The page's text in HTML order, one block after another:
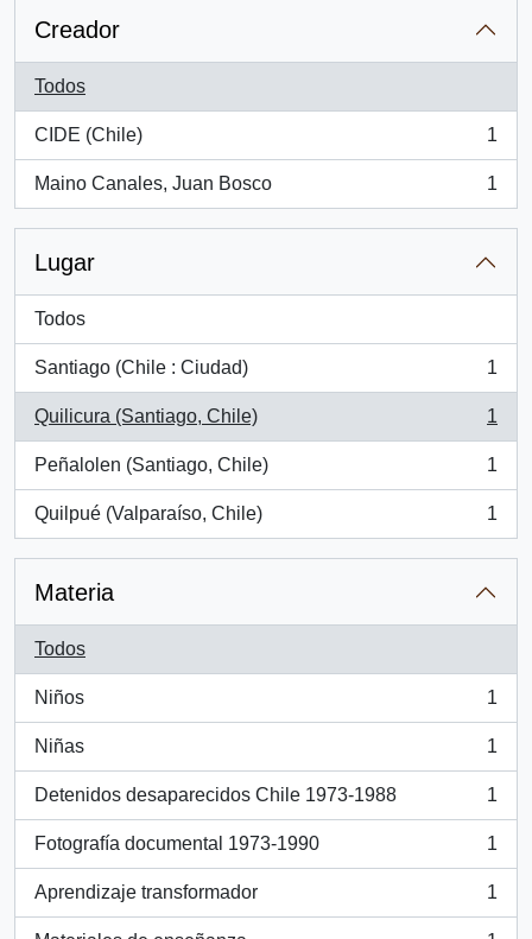
Creador
Todos
CIDE (Chile)
, 1 resultados
1
Maino Canales, Juan Bosco
, 1 resultados
1
Lugar
Todos
Santiago (Chile : Ciudad)
, 1 resultados
1
Quilicura (Santiago, Chile)
, 1 resultados
1
Peñalolen (Santiago, Chile)
, 1 resultados
1
Quilpué (Valparaíso, Chile)
, 1 resultados
1
Materia
Todos
Niños
, 1 resultados
1
Niñas
, 1 resultados
1
Detenidos desaparecidos Chile 1973-1988
, 1 resultados
1
Fotografía documental 1973-1990
, 1 resultados
1
Aprendizaje transformador
, 1 resultados
1